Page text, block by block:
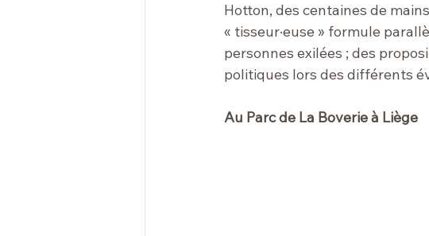
Hotton, des centaines de
« tisseur·euse » formule
personnes exilées ; des
politiques lors des différents
Au Parc de La Boverie à Liège